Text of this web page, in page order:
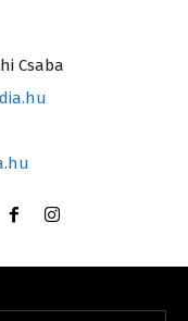
Csaba